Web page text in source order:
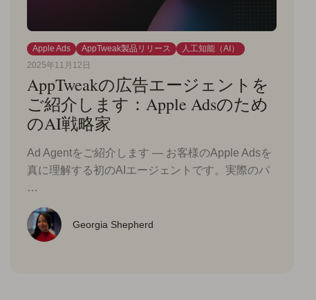
Apple Ads AppTweak製品リリース
人工知能（AI）
2025年11月12日
AppTweakの広告エージェントを
ご紹介します：Apple Adsのため
のAI戦略家
Ad Agentをご紹介します — お客様のApple Adsを
真に理解する初のAIエージェントです。実際のパ
…
Georgia Shepherd